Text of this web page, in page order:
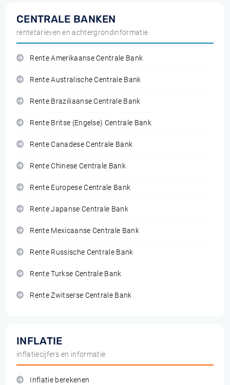
CENTRALE BANKEN
rentetarieven en achtergrondinformatie
Rente Amerikaanse Centrale Bank
Rente Australische Centrale Bank
Rente Braziliaanse Centrale Bank
Rente Britse (Engelse) Centrale Bank
Rente Canadese Centrale Bank
Rente Chinese Centrale Bank
Rente Europese Centrale Bank
Rente Japanse Centrale Bank
Rente Mexicaanse Centrale Bank
Rente Russische Centrale Bank
Rente Turkse Centrale Bank
Rente Zwitserse Centrale Bank
INFLATIE
inflatiecijfers en informatie
Inflatie berekenen